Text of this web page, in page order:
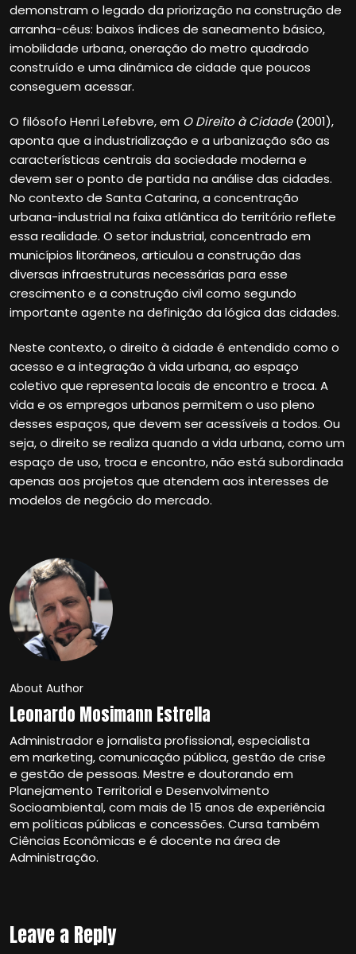
demonstram o legado da priorização na construção de
arranha-céus: baixos índices de saneamento básico,
imobilidade urbana, oneração do metro quadrado
construído e uma dinâmica de cidade que poucos
conseguem acessar.
O filósofo Henri Lefebvre, em O Direito à Cidade(2001),
aponta que a industrialização e a urbanização são as
características centrais da sociedade moderna e
devem ser o ponto de partida na análise das cidades.
No contexto de Santa Catarina, a concentração
urbana-industrial na faixa atlântica do território reflete
essa realidade. O setor industrial, concentrado em
municípios litorâneos, articulou a construção das
diversas infraestruturas necessárias para esse
crescimento e a construção civil como segundo
importante agente na definição da lógica das cidades.
Neste contexto, o direito à cidade é entendido como o
acesso e a integração à vida urbana, ao espaço
coletivo que representa locais de encontro e troca. A
vida e os empregos urbanos permitem o uso pleno
desses espaços, que devem ser acessíveis a todos. Ou
seja, o direito se realiza quando a vida urbana, como um
espaço de uso, troca e encontro, não está subordinada
apenas aos projetos que atendem aos interesses de
modelos de negócio do mercado.
About Author
Leonardo Mosimann Estrella
Administrador e jornalista profissional, especialista
em marketing, comunicação pública, gestão de crise
e gestão de pessoas. Mestre e doutorando em
Planejamento Territorial e Desenvolvimento
Socioambiental, com mais de 15 anos de experiência
em políticas públicas e concessões. Cursa também
Ciências Econômicas e é docente na área de
Administração.
Leave a Reply